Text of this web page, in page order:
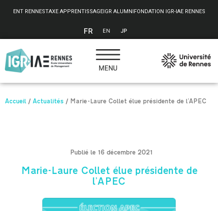
ENT RENNESTAXE APPRENTISSAGEIGR ALUMNIFONDATION IGR-IAE RENNES
FR EN JP
Accueil / Actualités / Marie-Laure Collet élue présidente de l’APEC
Publié le 16 décembre 2021
Marie-Laure Collet élue présidente de
l’APEC